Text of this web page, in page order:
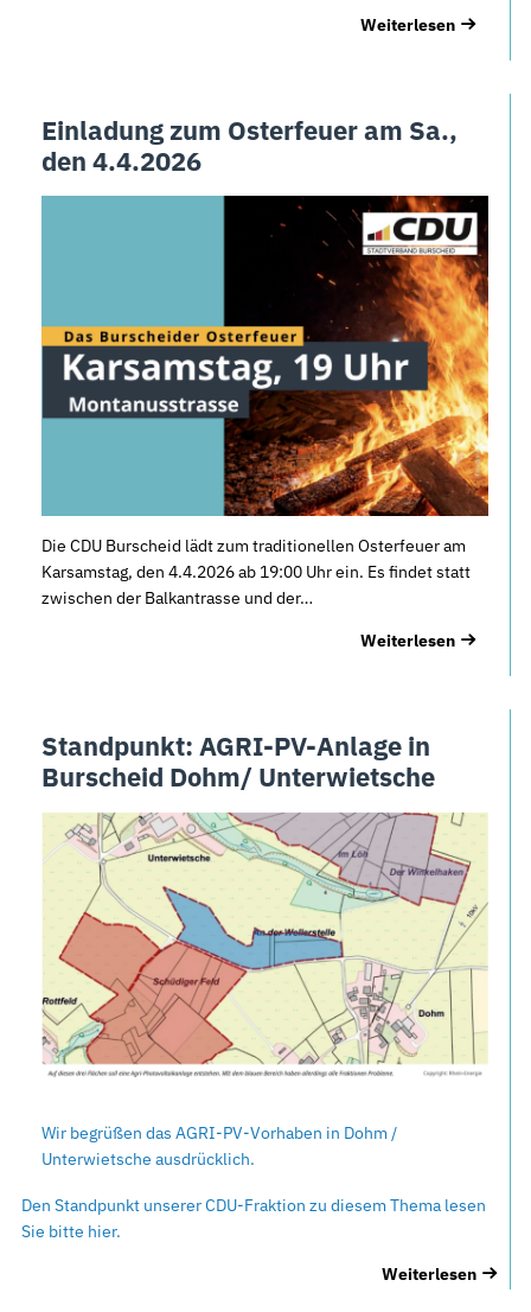
Weiterlesen
Einladung zum Osterfeuer am Sa.,
den 4.4.2026
Die CDU Burscheid lädt zum traditionellen Osterfeuer am
Karsamstag, den 4.4.2026 ab 19:00 Uhr ein. Es findet statt
zwischen der Balkantrasse und der…
Weiterlesen
Standpunkt: AGRI-PV-Anlage in
Burscheid Dohm/ Unterwietsche
Wir begrüßen das AGRI-PV-Vorhaben in Dohm /
Unterwietsche ausdrücklich.
Den Standpunkt unserer CDU-Fraktion zu diesem Thema lesen
Sie bitte hier.
Weiterlesen